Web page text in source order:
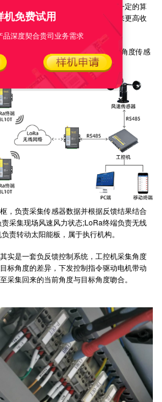
一种能随着太阳角度变化，按照一定的算
受光面积，从而增加电厂发电量带来更高收
向日葵”。
控机、风速传感器、 LoRa终端
、角度传感
。
，负责采集传感器数据并根据反馈结果结合
采集现场风速风力状态;LoRa终端负责无线
责转动太阳能板，属于执行机构。
是一套负反馈控制系统，工控机采集角度
标角度的差异，下发控制指令驱动电机带动
采集回来的当前角度与目标角度吻合。
机免费试用
品深度契合贵司业务需求